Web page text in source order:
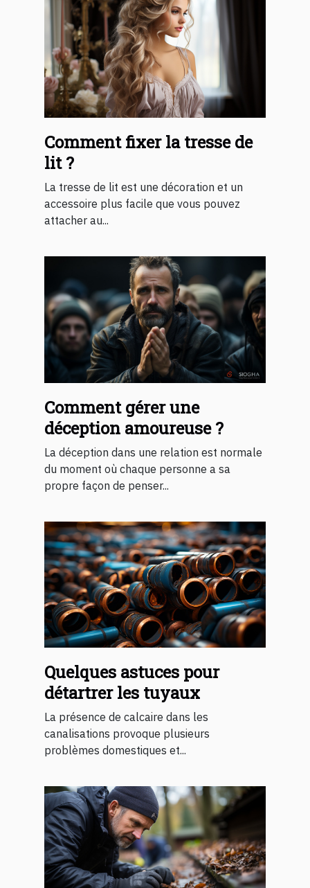
Comment fixer la tresse de
lit ?
La tresse de lit est une décoration et un
accessoire plus facile que vous pouvez
attacher au...
Comment gérer une
déception amoureuse ?
La déception dans une relation est normale
du moment où chaque personne a sa
propre façon de penser...
Quelques astuces pour
détartrer les tuyaux
La présence de calcaire dans les
canalisations provoque plusieurs
problèmes domestiques et...